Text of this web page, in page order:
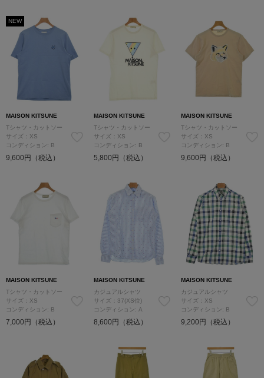
NEW
MAISON KITSUNE
Tシャツ・カットソー
サイズ：XS
コンディション: B
9,600円（税込）
MAISON KITSUNE
Tシャツ・カットソー
サイズ：XS
コンディション: B
5,800円（税込）
MAISON KITSUNE
Tシャツ・カットソー
サイズ：XS
コンディション: B
9,600円（税込）
MAISON KITSUNE
Tシャツ・カットソー
サイズ：XS
コンディション: B
7,000円（税込）
MAISON KITSUNE
カジュアルシャツ
サイズ：37(XS位)
コンディション: A
8,600円（税込）
MAISON KITSUNE
カジュアルシャツ
サイズ：XS
コンディション: B
9,200円（税込）